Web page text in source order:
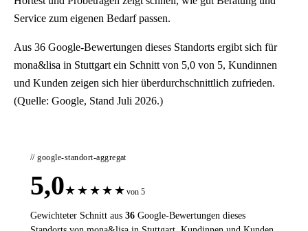
Service zum eigenen Bedarf passen.
Aus 36 Google-Bewertungen dieses Standorts ergibt sich für
mona&lisa in Stuttgart ein Schnitt von 5,0 von 5, Kundinnen
und Kunden zeigen sich hier überdurchschnittlich zufrieden.
(Quelle: Google, Stand Juli 2026.)
// google-standort-aggregat
5,0★ ★ ★ ★ ★ von 5
Gewichteter Schnitt aus 36 Google-Bewertungen dieses